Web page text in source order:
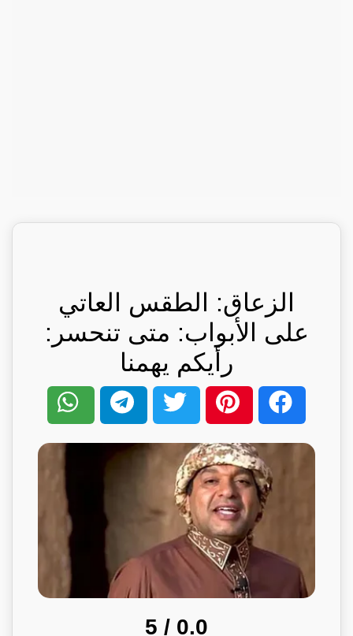
الزعاق: الطقس العاتي
على الأبواب: متى تنحسر:
رأيكم يهمنا
0.0
/ 5